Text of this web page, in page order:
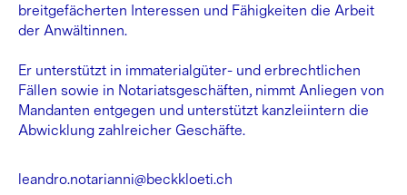
breitgefächerten Interessen und Fähigkeiten die Arbeit
der Anwältinnen.
Er unterstützt in immaterialgüter- und erbrechtlichen
Fällen sowie in Notariatsgeschäften, nimmt Anliegen von
Mandanten entgegen und unterstützt kanzleiintern die
Abwicklung zahlreicher Geschäfte.
leandro.notarianni@beckkloeti.ch